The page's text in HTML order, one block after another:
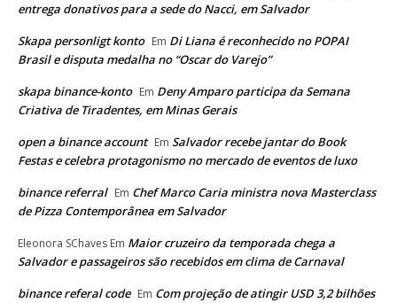
entrega donativos para a sede do Nacci, em Salvador
Skapa personligt konto Em Di Liana é reconhecido no POPAI
Brasil e disputa medalha no “Oscar do Varejo”
skapa binance-konto Em Deny Amparo participa da Semana
Criativa de Tiradentes, em Minas Gerais
open a binance account Em Salvador recebe jantar do Book
Festas e celebra protagonismo no mercado de eventos de luxo
binance referral Em Chef Marco Caria ministra nova Masterclass
de Pizza Contemporânea em Salvador
Eleonora SChaves Em Maior cruzeiro da temporada chega a
Salvador e passageiros são recebidos em clima de Carnaval
binance referal code Em Com projeção de atingir USD 3,2 bilhões